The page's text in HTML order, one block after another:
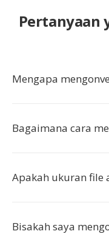
Pertanyaan
Mengapa
Bagaimana cara
Apakah ukuran file
Bisakah saya